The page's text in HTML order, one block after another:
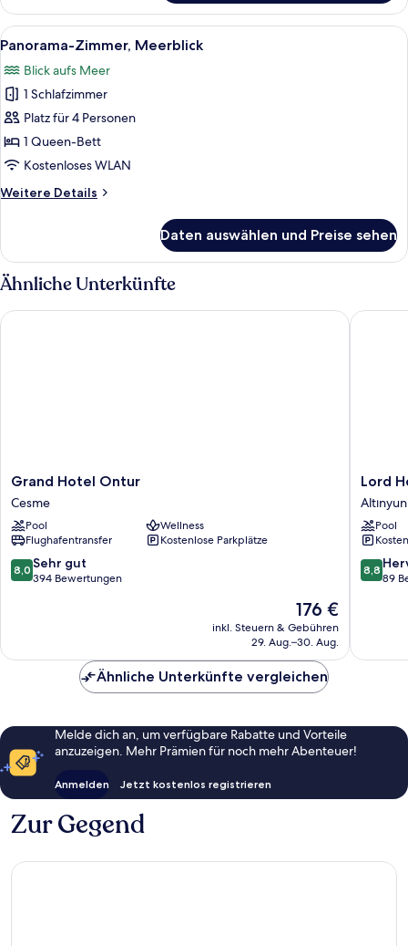
Meerblick,
Strandnähe
Alle
Fotos
für
Panorama-
Zimmer,
Meerblick
anzeigen
Ein Bett mit blauer Bettdecke, ein
4
Panorama-Zimmer, Meerblick
Blick aufs Meer
1 Schlafzimmer
Platz für 4 Personen
1 Queen-Bett
Kostenloses WLAN
Weitere Details
Weitere
Zimmer,
Meerblick
Daten auswählen und Preise sehen
Ähnliche Unterkünfte
Grand
Hotel
Ontur
Cesme
Grand Hotel Ontur
Cesme
Pool
Wellness
Flughafentransfer
Kostenlose Parkplätze
8.0
von
Bewertungen
8,0 Sehr gut
394 Bewertungen
Der
Preis
beträgt
176 €
inkl. Steuern & Gebühren
29. Aug.–30. Aug.
Grand Hotel Ontur
Lord
Hotel
Lord
Pool
8.8
von
8,8
89
Lord
Ähnliche Unterkünfte vergleichen
Melde dich an, um verfügbare Rabatte und Vorteile
anzuzeigen. Mehr Prämien für noch mehr Abenteuer!
Anmelden Jetzt kostenlos registrieren
Zur Gegend